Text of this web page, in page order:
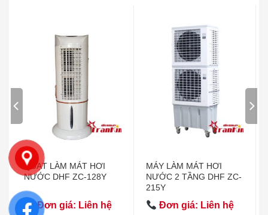
QUẠT LÀM MÁT HƠI
NƯỚC DHF ZC-128Y
Đơn giá: Liên hệ
MÁY LÀM MÁT HƠI
NƯỚC 2 TẦNG DHF ZC-
215Y
Đơn giá: Liên hệ